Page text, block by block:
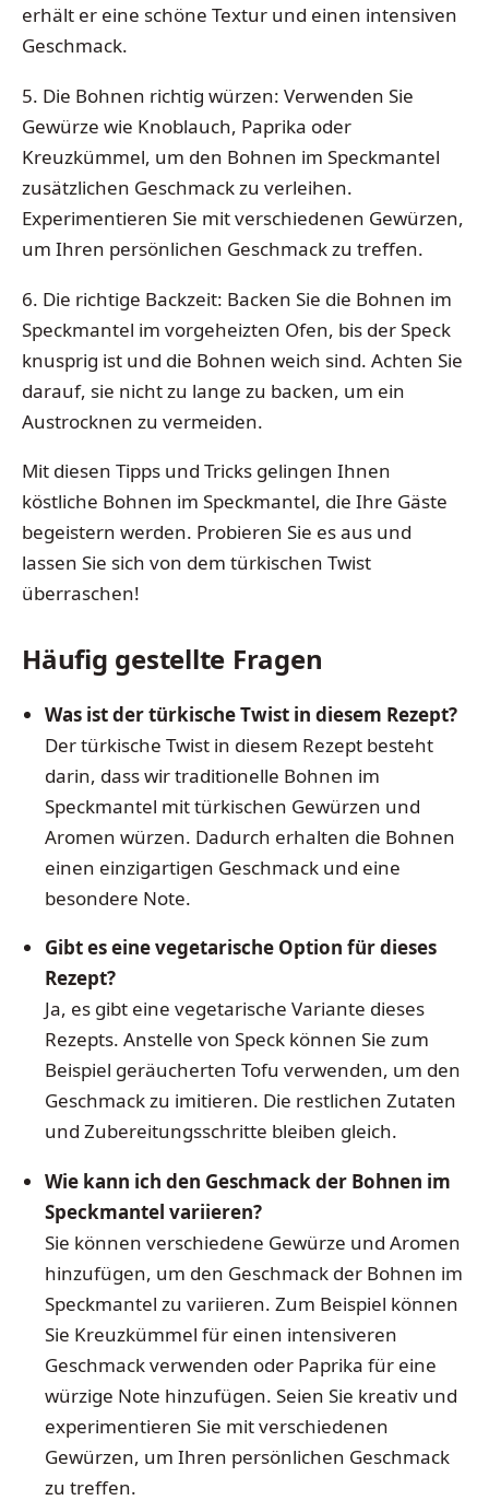
erhält er eine schöne Textur und einen intensiven
Geschmack.
5. Die Bohnen richtig würzen: Verwenden Sie
Gewürze wie Knoblauch, Paprika oder
Kreuzkümmel, um den Bohnen im Speckmantel
zusätzlichen Geschmack zu verleihen.
Experimentieren Sie mit verschiedenen Gewürzen,
um Ihren persönlichen Geschmack zu treffen.
6. Die richtige Backzeit: Backen Sie die Bohnen im
Speckmantel im vorgeheizten Ofen, bis der Speck
knusprig ist und die Bohnen weich sind. Achten Sie
darauf, sie nicht zu lange zu backen, um ein
Austrocknen zu vermeiden.
Mit diesen Tipps und Tricks gelingen Ihnen
köstliche Bohnen im Speckmantel, die Ihre Gäste
begeistern werden. Probieren Sie es aus und
lassen Sie sich von dem türkischen Twist
überraschen!
Häufig gestellte Fragen
Was ist der türkische Twist in diesem Rezept?
Der türkische Twist in diesem Rezept besteht
darin, dass wir traditionelle Bohnen im
Speckmantel mit türkischen Gewürzen und
Aromen würzen. Dadurch erhalten die Bohnen
einen einzigartigen Geschmack und eine
besondere Note.
Gibt es eine vegetarische Option für dieses
Rezept?
Ja, es gibt eine vegetarische Variante dieses
Rezepts. Anstelle von Speck können Sie zum
Beispiel geräucherten Tofu verwenden, um den
Geschmack zu imitieren. Die restlichen Zutaten
und Zubereitungsschritte bleiben gleich.
Wie kann ich den Geschmack der Bohnen im
Speckmantel variieren?
Sie können verschiedene Gewürze und Aromen
hinzufügen, um den Geschmack der Bohnen im
Speckmantel zu variieren. Zum Beispiel können
Sie Kreuzkümmel für einen intensiveren
Geschmack verwenden oder Paprika für eine
würzige Note hinzufügen. Seien Sie kreativ und
experimentieren Sie mit verschiedenen
Gewürzen, um Ihren persönlichen Geschmack
zu treffen.